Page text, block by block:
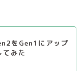
をGen1にアップ
みた